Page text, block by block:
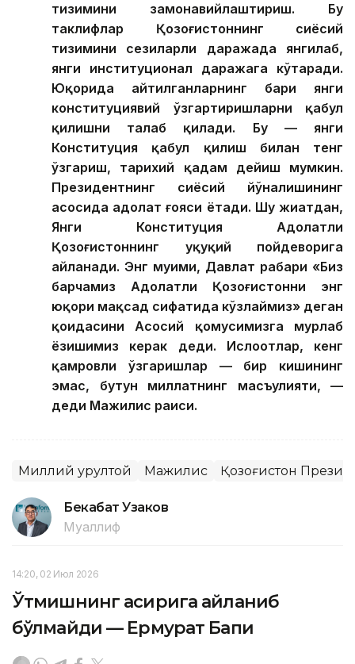
тизимини замонавийлаштириш. Бу
таклифлар Қозоғистоннинг сиёсий
тизимини сезиларли даражада янгилаб,
янги институционал даражага кўтаради.
Юқорида айтилганларнинг бари янги
конституциявий ўзгартиришларни қабул
қилишни талаб қилади. Бу — янги
Конституция қабул қилиш билан тенг
ўзгариш, тарихий қадам дейиш мумкин.
Президентнинг сиёсий йўналишининг
асосида адолат ғояси ётади. Шу жиҳатдан,
Янги Конституция Адолатли
Қозоғистоннинг ҳуқуқий пойдеворига
айланади. Энг муҳими, Давлат раҳбари «Биз
барчамиз Адолатли Қозоғистонни энг
юқори мақсад сифатида кўзлаймиз» деган
қоидасини Асосий қомусимизга муҳрлаб
ёзишимиз керак деди. Ислоҳотлар, кенг
қамровли ўзгаришлар — бир кишининг
эмас, бутун миллатнинг масъулияти, —
деди Мажилис раиси.
Миллий қурултой Мажилис Қозоғистон
Бекабат Узаков
Муаллиф
14:20, 02 Июл 2026
Ўтмишнинг асирига айланиб
бўлмайди — Ермурат Бапи